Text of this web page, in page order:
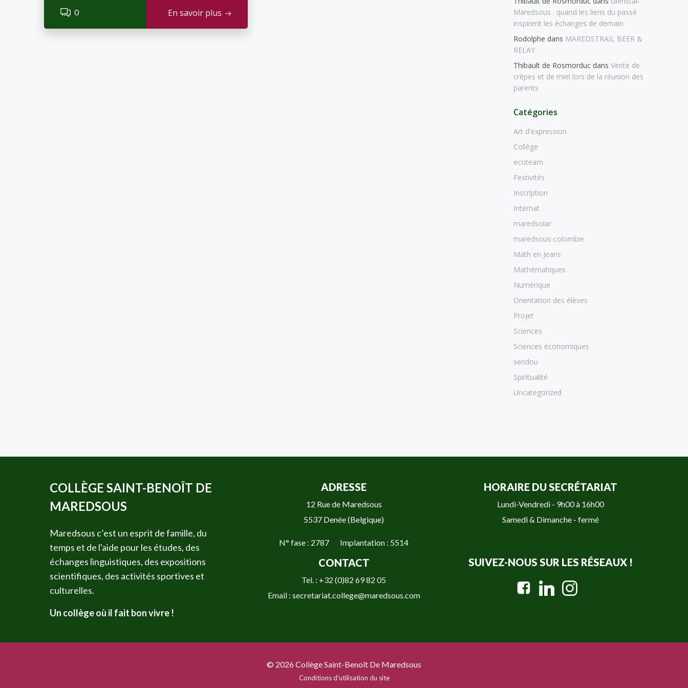
0 En savoir plus
Maredsous : quand les liens du passé
inspirent les échanges de demain
Rodolphe dans MAREDSTRAIL BEER &
RELAY
Thibault de Rosmorducdans Vente de
crêpes et de miel lors de la réunion des
parents
Catégories
Art d'expression
Collège
ecoteam
Festivités
Inscription
Internat
maredsolar
maredsous-colombie
Math en Jeans
Mathématiques
Numérique
Orientation des élèves
Projet
Sciences
Sciences économiques
sendou
Spiritualité
Uncategorized
COLLÈGE SAINT-BENOÎT DE
MAREDSOUS
Maredsous c’est un esprit de famille, du
temps et de l'aide pour les études, des
échanges linguistiques, des expositions
scientifiques, des activités sportives et
culturelles.
Un collège où il fait bon vivre !
ADRESSE
12 Rue de Maredsous
5537 Denée (Belgique)
N° fase : 2787 Implantation : 5514
CONTACT
Tel. : +32 (0)82 69 82 05
Email : secretariat.college@maredsous.com
HORAIRE DU SECRÉTARIAT
Lundi-Vendredi - 9h00 à 16h00
Samedi & Dimanche - fermé
SUIVEZ-NOUS SUR LES RÉSEAUX !
© 2026 Collège Saint-Benoît De Maredsous
Conditions d'utilisation du site